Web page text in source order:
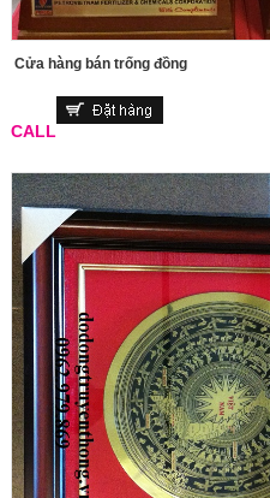
Cửa hàng bán trống đồng
CALL